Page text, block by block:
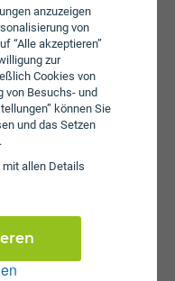
anzuzeigen
von
“Alle akzeptieren”
zur
Cookies von
von Besuchs- und
können Sie
und das Setzen
allen Details
Servicepauschale
erworben werden. Im
enthalten.